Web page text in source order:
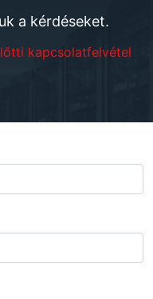
a kérdéseket.
kapcsolatfelvétel